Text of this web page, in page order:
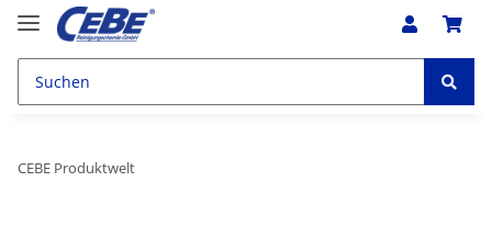
CEBE Produktwelt